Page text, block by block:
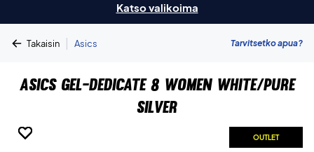
Katso valikoima
Takaisin | Asics Tarvitsetko apua?
Asics Gel-Dedicate 8 Women White/Pure
Silver
OUTLET
OUTLET
OUTLET
OUTLET
OUTLET
OUTLET
OUTLET